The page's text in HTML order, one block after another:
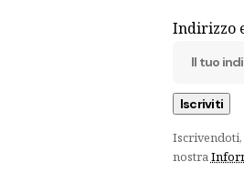
Indirizzo
nostra